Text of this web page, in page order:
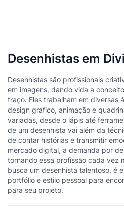
Desenhistas em
Desenhistas são profissionais
em imagens, dando vida a
traço. Eles trabalham em diversas
design gráfico, animação e
variadas, desde o lápis até
de um desenhista vai além da
de contar histórias e transmitir
mercado digital, a demanda por
tornando essa profissão cada vez
busca um desenhista talentoso, é
portfólio e estilo pessoal para
para seu projeto.